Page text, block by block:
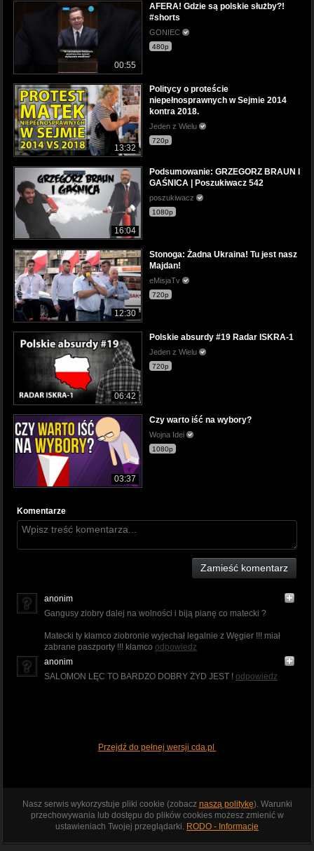
00:55
AFERA! Gdzie są polskie służby?!
#shorts
GONIEC
480p
13:32
Politycy o proteście
niepełnosprawnych w Sejmie 2014
kontra 2018.
Jeden z Wielu
720p
16:04
Podsumowanie: GRZEGORZ BRAUN I
GAŚNICA | Poszukiwacz 542
poszukiwacz
1080p
12:30
Stonoga: Żadna Ukraina! Tu jest nasz
Majdan!
eMisjaTv
720p
06:42
Polskie absurdy #19 Radar ISKRA-1
Jeden z Wielu
720p
03:37
Czy warto iść na wybory?
Wojna Idei
1080p
Komentarze
Zamieść komentarz
anonim
Gangusy ziobry dalej na wolności i biją pianę co matecki ?
Matecki ty kłamco ziobronie wyjechał legalnie z Węgier !!! miał
zabrane paszporty !!! kłamco odpowiedz
anonim
SALOMON LĘC TO BARDZO DOBRY ŻYD JEST ! odpowiedz
Przejdź do pełnej wersji cda.pl
Nasz serwis wykorzystuje pliki cookie (zobacz naszą politykę). Warunki
przechowywania lub dostępu do plików cookies możesz zmienić w
ustawieniach Twojej przeglądarki. RODO - Informacje